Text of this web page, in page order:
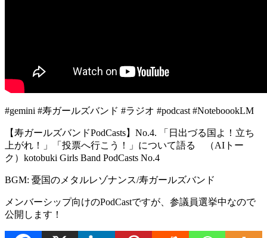
#gemini #寿ガールズバンド #ラジオ #podcast #NoteboookLM
【寿ガールズバンドPodCasts】No.4. 「日出づる国よ！立ち
上がれ！」「投票へ行こう！」について語る （AIトー
ク）kotobuki Girls Band PodCasts No.4
BGM: 憂国のメタルレゾナンス/寿ガールズバンド
メンバーシップ向けのPodCastですが、参議員選挙中なので
公開します！